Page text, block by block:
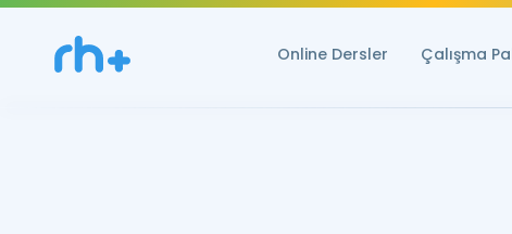
Online Dersler Çalışma